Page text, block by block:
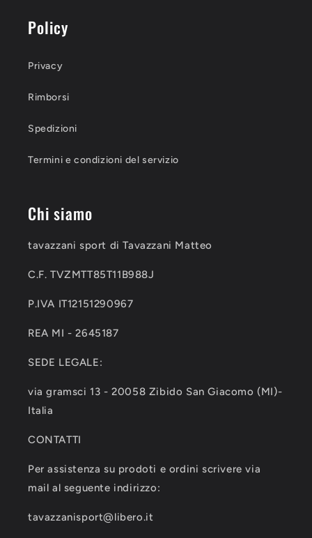
Policy
Privacy
Rimborsi
Spedizioni
Termini e condizioni del servizio
Chi siamo
tavazzani sport di Tavazzani Matteo
C.F. TVZMTT85T11B988J
P.IVA IT12151290967
REA MI - 2645187
SEDE LEGALE:
via gramsci 13 - 20058 Zibido San Giacomo (MI)-
Italia
CONTATTI
Per assistenza su prodoti e ordini scrivere via
mail al seguente indirizzo:
tavazzanisport@libero.it